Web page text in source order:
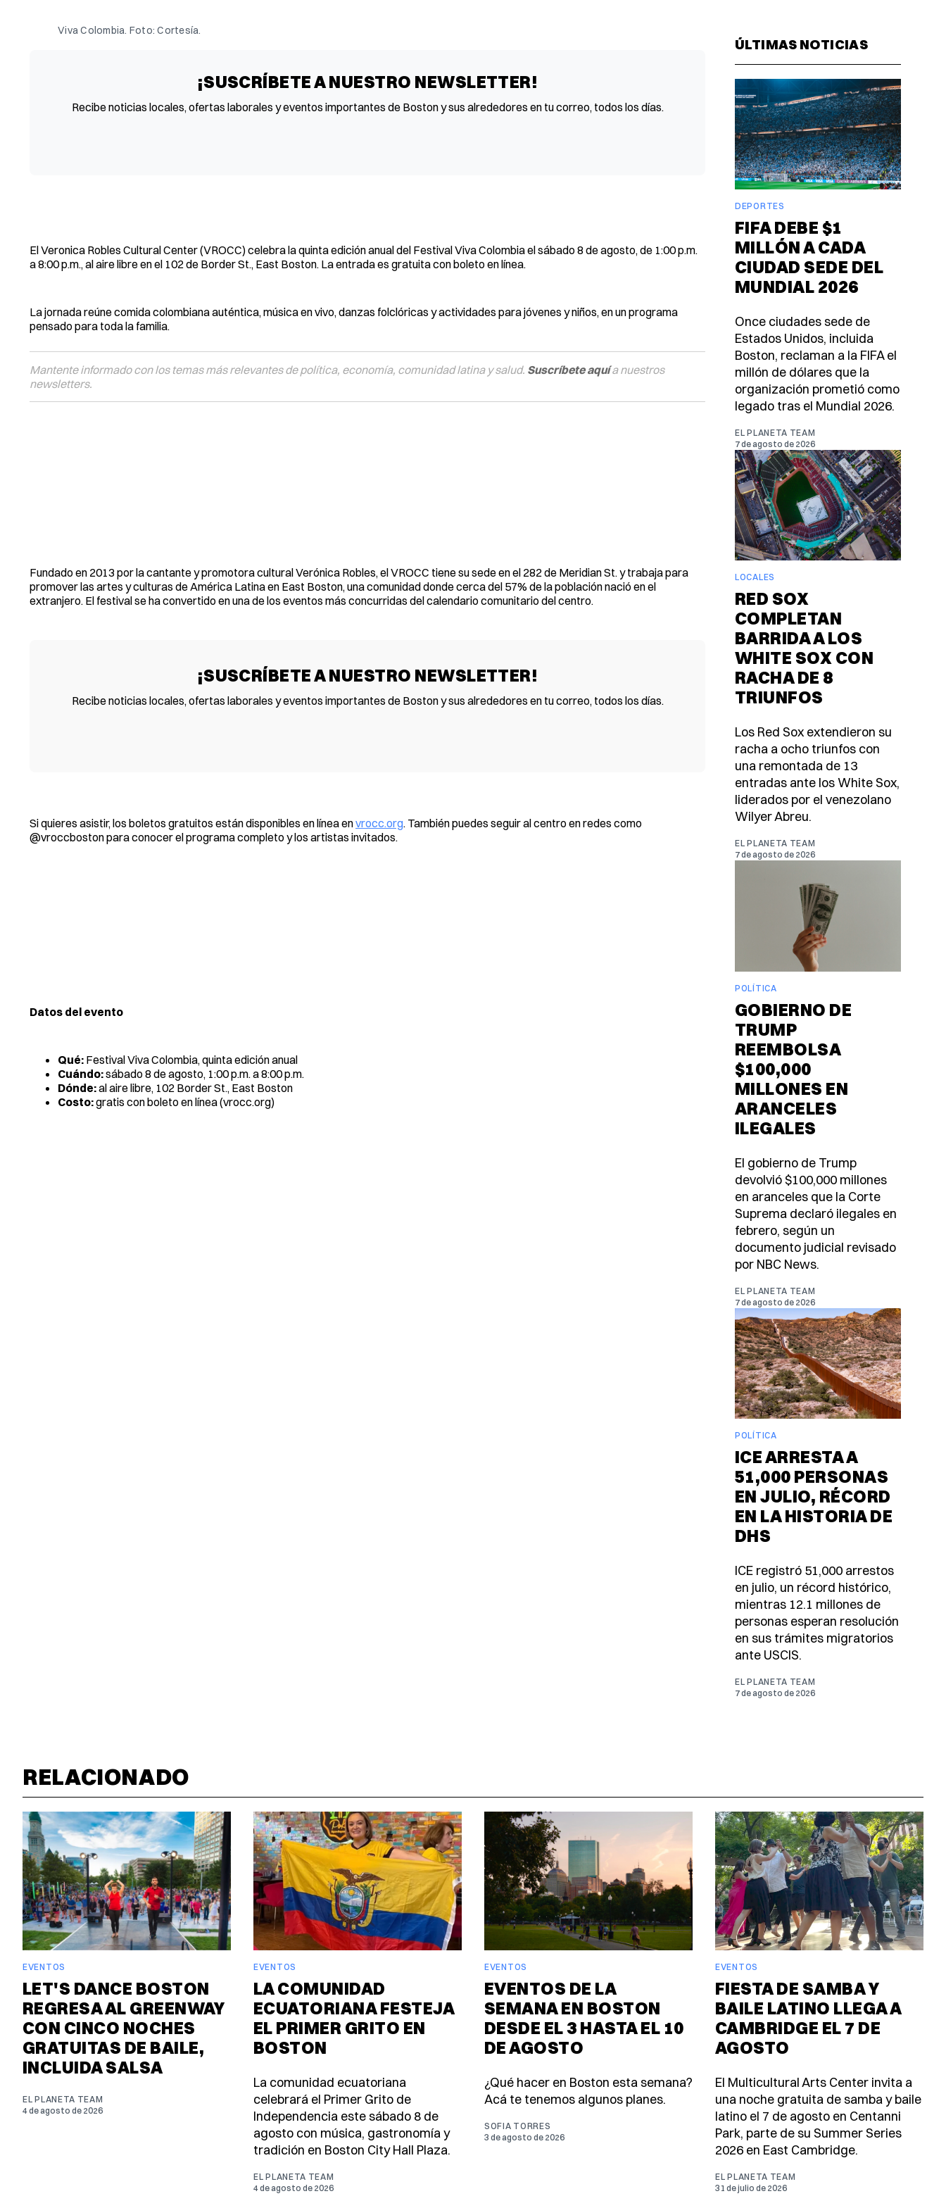
Viva Colombia. Foto: Cortesía.
¡SUSCRÍBETE A NUESTRO NEWSLETTER!
Recibe noticias locales, ofertas laborales y eventos importantes de Boston y sus alrededores en tu correo, todos los días.
El Veronica Robles Cultural Center (VROCC) celebra la quinta edición anual del Festival Viva Colombia el sábado 8 de agosto, de 1:00 p.m.
a 8:00 p.m., al aire libre en el 102 de Border St., East Boston. La entrada es gratuita con boleto en línea.
La jornada reúne comida colombiana auténtica, música en vivo, danzas folclóricas y actividades para jóvenes y niños, en un programa
pensado para toda la familia.
Mantente informado con los temas más relevantes de política, economía, comunidad latina y salud. Suscríbete aquía nuestros
newsletters.
Fundado en 2013 por la cantante y promotora cultural Verónica Robles, el VROCC tiene su sede en el 282 de Meridian St. y trabaja para
promover las artes y culturas de América Latina en East Boston, una comunidad donde cerca del 57% de la población nació en el
extranjero. El festival se ha convertido en una de los eventos más concurridas del calendario comunitario del centro.
¡SUSCRÍBETE A NUESTRO NEWSLETTER!
Recibe noticias locales, ofertas laborales y eventos importantes de Boston y sus alrededores en tu correo, todos los días.
Si quieres asistir, los boletos gratuitos están disponibles en línea envrocc.org. También puedes seguir al centro en redes como
@vroccboston para conocer el programa completo y los artistas invitados.
Datos del evento
Qué: Festival Viva Colombia, quinta edición anual
Cuándo:sábado 8 de agosto, 1:00 p.m. a 8:00 p.m.
Dónde:al aire libre, 102 Border St., East Boston
Costo:gratis con boleto en línea (vrocc.org)
ÚLTIMAS NOTICIAS
DEPORTES
FIFA DEBE $1
MILLÓN A CADA
CIUDAD SEDE DEL
MUNDIAL 2026
Once ciudades sede de
Estados Unidos, incluida
Boston, reclaman a la FIFA el
millón de dólares que la
organización prometió como
legado tras el Mundial 2026.
EL PLANETA TEAM
7 de agosto de 2026
LOCALES
RED SOX
COMPLETAN
BARRIDA A LOS
WHITE SOX CON
RACHA DE 8
TRIUNFOS
Los Red Sox extendieron su
racha a ocho triunfos con
una remontada de 13
entradas ante los White Sox,
liderados por el venezolano
Wilyer Abreu.
EL PLANETA TEAM
7 de agosto de 2026
POLÍTICA
GOBIERNO DE
TRUMP
REEMBOLSA
$100,000
MILLONES EN
ARANCELES
ILEGALES
El gobierno de Trump
devolvió $100,000 millones
en aranceles que la Corte
Suprema declaró ilegales en
febrero, según un
documento judicial revisado
por NBC News.
EL PLANETA TEAM
7 de agosto de 2026
POLÍTICA
ICE ARRESTA A
51,000 PERSONAS
EN JULIO, RÉCORD
EN LA HISTORIA DE
DHS
ICE registró 51,000 arrestos
en julio, un récord histórico,
mientras 12.1 millones de
personas esperan resolución
en sus trámites migratorios
ante USCIS.
EL PLANETA TEAM
7 de agosto de 2026
RELACIONADO
EVENTOS
LET'S DANCE BOSTON
REGRESA AL GREENWAY
CON CINCO NOCHES
GRATUITAS DE BAILE,
INCLUIDA SALSA
EL PLANETA TEAM
4 de agosto de 2026
EVENTOS
LA COMUNIDAD
ECUATORIANA FESTEJA
EL PRIMER GRITO EN
BOSTON
La comunidad ecuatoriana
celebrará el Primer Grito de
Independencia este sábado 8 de
agosto con música, gastronomía y
tradición en Boston City Hall Plaza.
EL PLANETA TEAM
4 de agosto de 2026
EVENTOS
EVENTOS DE LA
SEMANA EN BOSTON
DESDE EL 3 HASTA EL 10
DE AGOSTO
¿Qué hacer en Boston esta semana?
Acá te tenemos algunos planes.
SOFIA TORRES
3 de agosto de 2026
EVENTOS
FIESTA DE SAMBA Y
BAILE LATINO LLEGA A
CAMBRIDGE EL 7 DE
AGOSTO
El Multicultural Arts Center invita a
una noche gratuita de samba y baile
latino el 7 de agosto en Centanni
Park, parte de su Summer Series
2026 en East Cambridge.
EL PLANETA TEAM
31 de julio de 2026